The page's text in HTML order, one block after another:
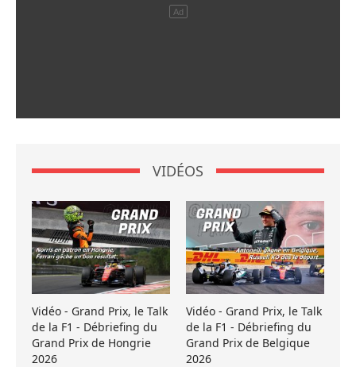
VIDÉOS
Vidéo - Grand Prix, le Talk
de la F1 - Débriefing du
Grand Prix de Hongrie
2026
Vidéo - Grand Prix, le Talk
de la F1 - Débriefing du
Grand Prix de Belgique
2026